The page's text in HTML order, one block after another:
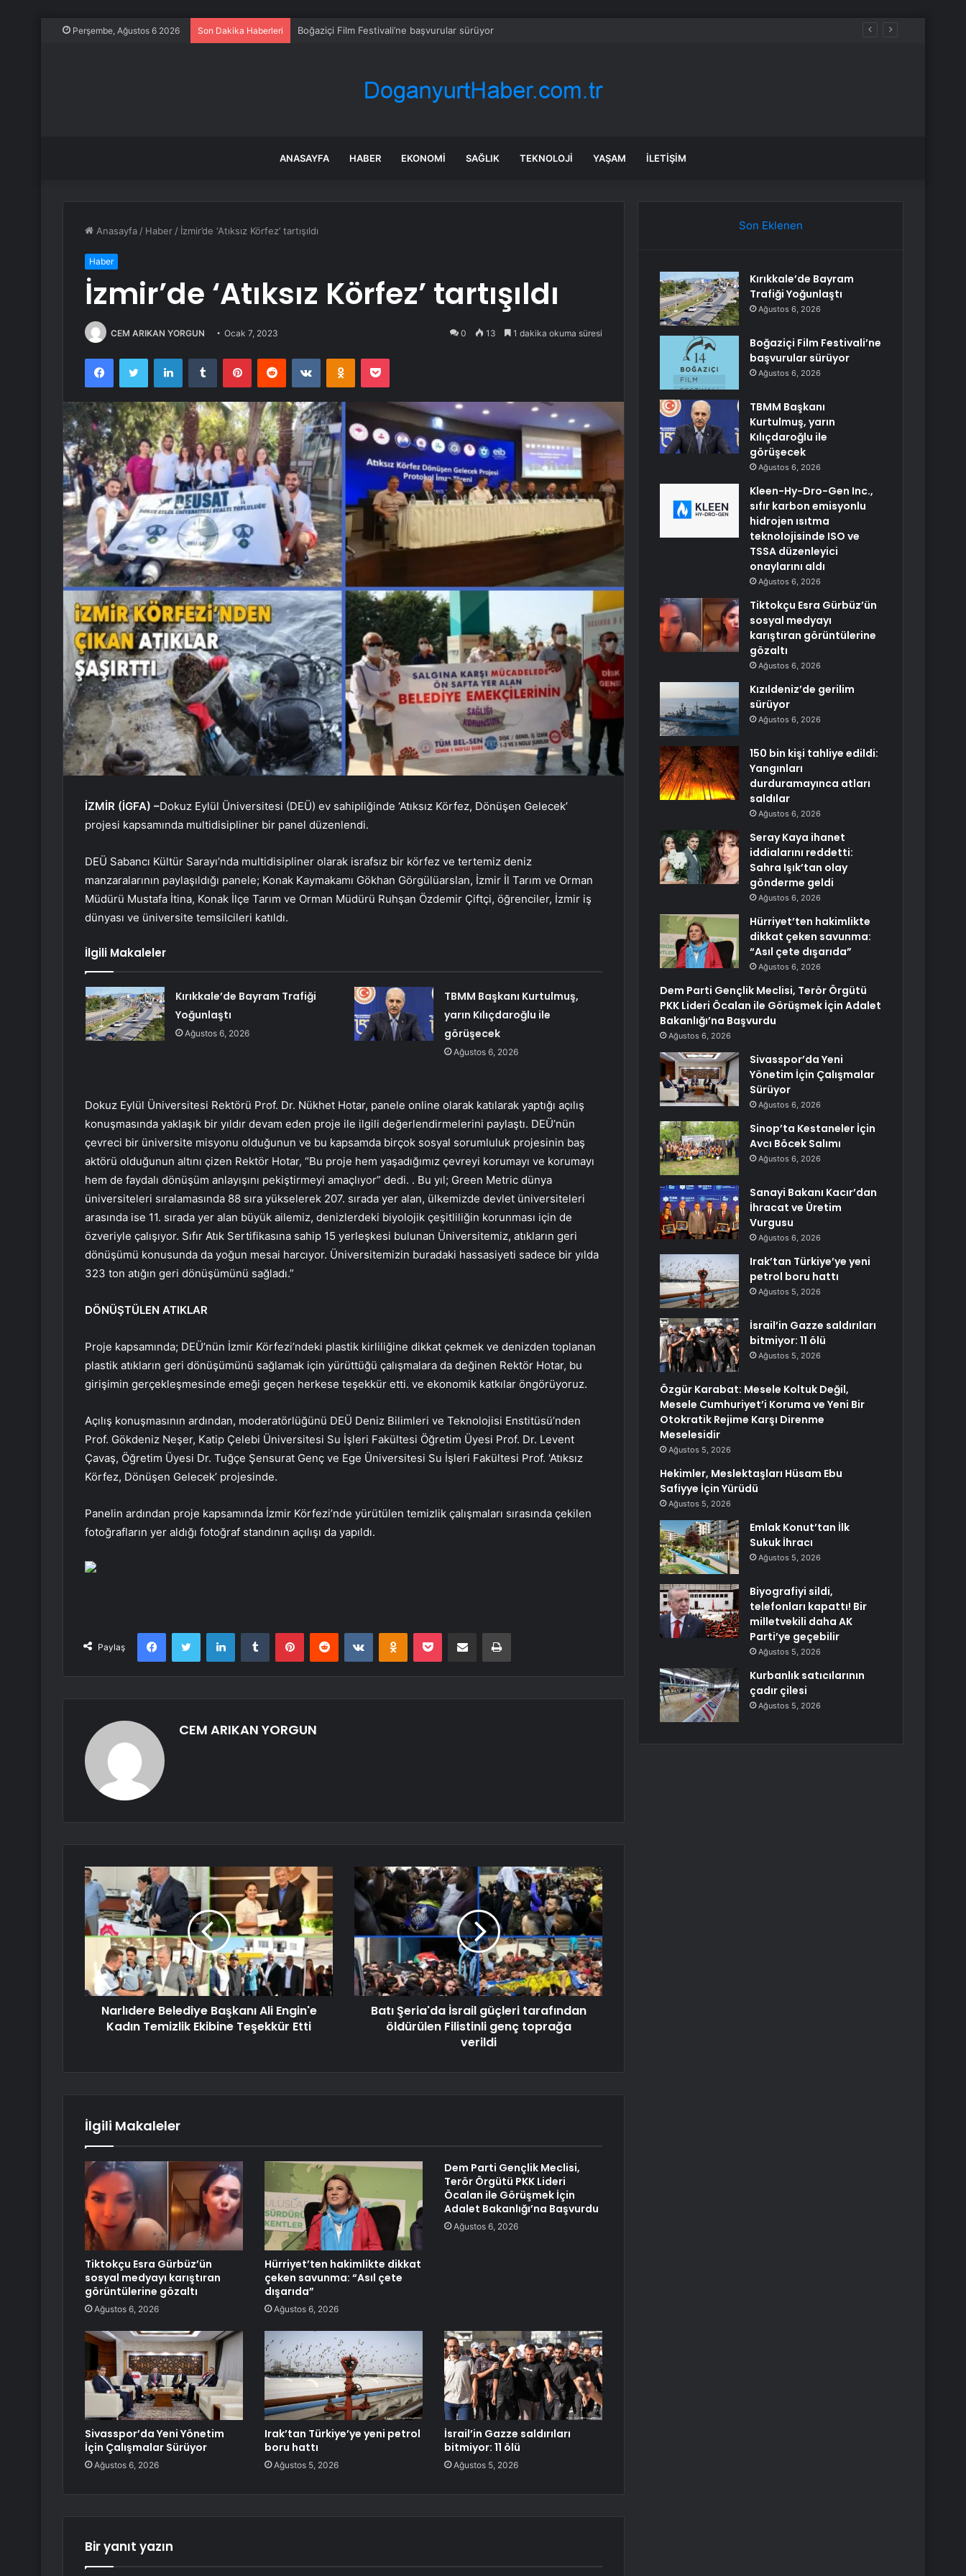
Perşembe, Ağustos 6 2026 Son Dakika Haberleri Boğaziçi Film Festivali’ne başvurular sürüyor
ANASAYFA HABER EKONOMI SAĞLIK TEKNOLOJI YAŞAM İLETIŞIM
Anasayfa / Haber / İzmir’de ‘Atıksız Körfez’ tartışıldı
Haber
İzmir’de ‘Atıksız Körfez’ tartışıldı
CEM ARIKAN YORGUN Ocak 7, 2023 0 13 1 dakika okuma süresi
FacebookTwitter LinkedInTumblr PinterestReddit VKontakteOdnoklassniki
Pocket
İZMİR (İGFA) –Dokuz Eylül Üniversitesi (DEÜ) ev sahipliğinde ‘Atıksız Körfez, Dönüşen Gelecek’
projesi kapsamında multidisipliner bir panel düzenlendi.
DEÜ Sabancı Kültür Sarayı’nda multidisipliner olarak israfsız bir körfez ve tertemiz deniz
manzaralarının paylaşıldığı panele; Konak Kaymakamı Gökhan Görgülüarslan, İzmir İl Tarım ve Orman
Müdürü Mustafa İtina, Konak İlçe Tarım ve Orman Müdürü Ruhşan Özdemir Çiftçi, öğrenciler, İzmir iş
dünyası ve üniversite temsilcileri katıldı.
İlgili Makaleler
Kırıkkale’de Bayram Trafiği
Yoğunlaştı
Ağustos 6, 2026
TBMM Başkanı Kurtulmuş,
yarın Kılıçdaroğlu ile
görüşecek
Ağustos 6, 2026
Dokuz Eylül Üniversitesi Rektörü Prof. Dr. Nükhet Hotar, panele online olarak katılarak yaptığı açılış
konuşmasında yaklaşık bir yıldır devam eden proje ile ilgili değerlendirmelerini paylaştı. DEÜ’nün
çevreci bir üniversite misyonu olduğunun ve bu kapsamda birçok sosyal sorumluluk projesinin baş
aktörü olduğunun altını çizen Rektör Hotar, “Bu proje hem yaşadığımız çevreyi korumayı ve korumayı
hem de faydalı dönüşüm anlayışını pekiştirmeyi amaçlıyor” dedi. . Bu yıl; Green Metric dünya
üniversiteleri sıralamasında 88 sıra yükselerek 207. sırada yer alan, ülkemizde devlet üniversiteleri
arasında ise 11. sırada yer alan büyük ailemiz, denizlerdeki biyolojik çeşitliliğin korunması için de
özveriyle çalışıyor. Sıfır Atık Sertifikasına sahip 15 yerleşkesi bulunan Üniversitemiz, atıkların geri
dönüşümü konusunda da yoğun mesai harcıyor. Üniversitemizin buradaki hassasiyeti sadece bir yılda
323 ton atığın geri dönüşümünü sağladı.”
DÖNÜŞTÜLEN ATIKLAR
Proje kapsamında; DEÜ’nün İzmir Körfezi’ndeki plastik kirliliğine dikkat çekmek ve denizden toplanan
plastik atıkların geri dönüşümünü sağlamak için yürüttüğü çalışmalara da değinen Rektör Hotar, bu
girişimin gerçekleşmesinde emeği geçen herkese teşekkür etti. ve ekonomik katkılar öngörüyoruz.
Açılış konuşmasının ardından, moderatörlüğünü DEÜ Deniz Bilimleri ve Teknolojisi Enstitüsü’nden
Prof. Gökdeniz Neşer, Katip Çelebi Üniversitesi Su İşleri Fakültesi Öğretim Üyesi Prof. Dr. Levent
Çavaş, Öğretim Üyesi Dr. Tuğçe Şensurat Genç ve Ege Üniversitesi Su İşleri Fakültesi Prof. ‘Atıksız
Körfez, Dönüşen Gelecek’ projesinde.
Panelin ardından proje kapsamında İzmir Körfezi’nde yürütülen temizlik çalışmaları sırasında çekilen
fotoğrafların yer aldığı fotoğraf standının açılışı da yapıldı.
Paylaş
FacebookTwitter LinkedInTumblr PinterestReddit VKontakteOdnoklassniki
Pocket E-Posta ile paylaş Yazdır
CEM ARIKAN YORGUN
Narlıdere Belediye Başkanı Ali Engin'e
Kadın Temizlik Ekibine Teşekkür Etti
Batı Şeria'da İsrail güçleri tarafından
öldürülen Filistinli genç toprağa
verildi
İlgili Makaleler
Tiktokçu Esra Gürbüz’ün
sosyal medyayı karıştıran
görüntülerine gözaltı
Ağustos 6, 2026
Hürriyet’ten hakimlikte dikkat
çeken savunma: “Asıl çete
dışarıda”
Ağustos 6, 2026
Dem Parti Gençlik Meclisi,
Terör Örgütü PKK Lideri
Öcalan ile Görüşmek İçin
Adalet Bakanlığı’na Başvurdu
Ağustos 6, 2026
Sivasspor’da Yeni Yönetim
İçin Çalışmalar Sürüyor
Ağustos 6, 2026
Irak’tan Türkiye’ye yeni petrol
boru hattı
Ağustos 5, 2026
İsrail’in Gazze saldırıları
bitmiyor: 11 ölü
Ağustos 5, 2026
Bir yanıt yazın
Son Eklenen
Kırıkkale’de Bayram
Trafiği Yoğunlaştı
Ağustos 6, 2026
Boğaziçi Film Festivali’ne
başvurular sürüyor
Ağustos 6, 2026
TBMM Başkanı
Kurtulmuş, yarın
Kılıçdaroğlu ile
görüşecek
Ağustos 6, 2026
Kleen-Hy-Dro-Gen Inc.,
sıfır karbon emisyonlu
hidrojen ısıtma
teknolojisinde ISO ve
TSSA düzenleyici
onaylarını aldı
Ağustos 6, 2026
Tiktokçu Esra Gürbüz’ün
sosyal medyayı
karıştıran görüntülerine
gözaltı
Ağustos 6, 2026
Kızıldeniz’de gerilim
sürüyor
Ağustos 6, 2026
150 bin kişi tahliye edildi:
Yangınları
durduramayınca atları
saldılar
Ağustos 6, 2026
Seray Kaya ihanet
iddialarını reddetti:
Sahra Işık’tan olay
gönderme geldi
Ağustos 6, 2026
Hürriyet’ten hakimlikte
dikkat çeken savunma:
“Asıl çete dışarıda”
Ağustos 6, 2026
Dem Parti Gençlik Meclisi, Terör Örgütü
PKK Lideri Öcalan ile Görüşmek İçin Adalet
Bakanlığı’na Başvurdu
Ağustos 6, 2026
Sivasspor’da Yeni
Yönetim İçin Çalışmalar
Sürüyor
Ağustos 6, 2026
Sinop’ta Kestaneler İçin
Avcı Böcek Salımı
Ağustos 6, 2026
Sanayi Bakanı Kacır’dan
İhracat ve Üretim
Vurgusu
Ağustos 6, 2026
Irak’tan Türkiye’ye yeni
petrol boru hattı
Ağustos 5, 2026
İsrail’in Gazze saldırıları
bitmiyor: 11 ölü
Ağustos 5, 2026
Özgür Karabat: Mesele Koltuk Değil,
Mesele Cumhuriyet’i Koruma ve Yeni Bir
Otokratik Rejime Karşı Direnme
Meselesidir
Ağustos 5, 2026
Hekimler, Meslektaşları Hüsam Ebu
Safiyye İçin Yürüdü
Ağustos 5, 2026
Emlak Konut’tan İlk
Sukuk İhracı
Ağustos 5, 2026
Biyografiyi sildi,
telefonları kapattı! Bir
milletvekili daha AK
Parti’ye geçebilir
Ağustos 5, 2026
Kurbanlık satıcılarının
çadır çilesi
Ağustos 5, 2026